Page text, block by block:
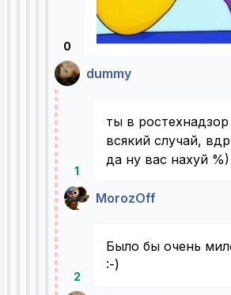
0
dummy
1
ты в
всякий случай,
да ну вас нахуй %)
MorozOff
2
Было бы очень
:-)